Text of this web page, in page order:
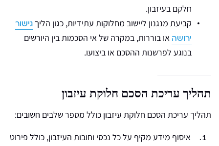
חלקם בעיזבון.
קביעת מנגנון ליישוב מחלוקות עתידיות, כגון הליך גישור
ירושה או בוררות, במקרה של אי הסכמות בין היורשים
בנוגע לפרשנות ההסכם או ביצועו.
תהליך עריכת הסכם חלוקת עיזבון
תהליך עריכת הסכם חלוקת עיזבון כולל מספר שלבים חשובים:
איסוף מידע מקיף על כל נכסי וחובות העיזבון, כולל פירוט